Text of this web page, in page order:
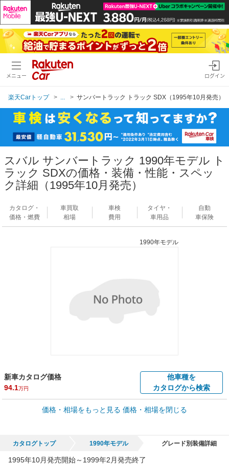
メニュー ログイン
楽天Carトップ サンバートラック トラック SDX（1995年10月発売）
スバル サンバートラック 1990年モデル ト
ラック SDXの価格・装備・性能・スペッ
ク詳細（1995年10月発売）
カタログ・
価格・燃費
車買取
相場
車検
費用
タイヤ・
車用品
自動
車保険
1990年モデル
新車カタログ価格
94.1万円
他車種を
カタログから検索
車買取価格 *
車買取相場
- 円
価格・相場をもっと見る 価格・相場を閉じる
カタログトップ 1990年モデル グレード別装備詳細
1995年10月発売開始～1999年2月発売終了